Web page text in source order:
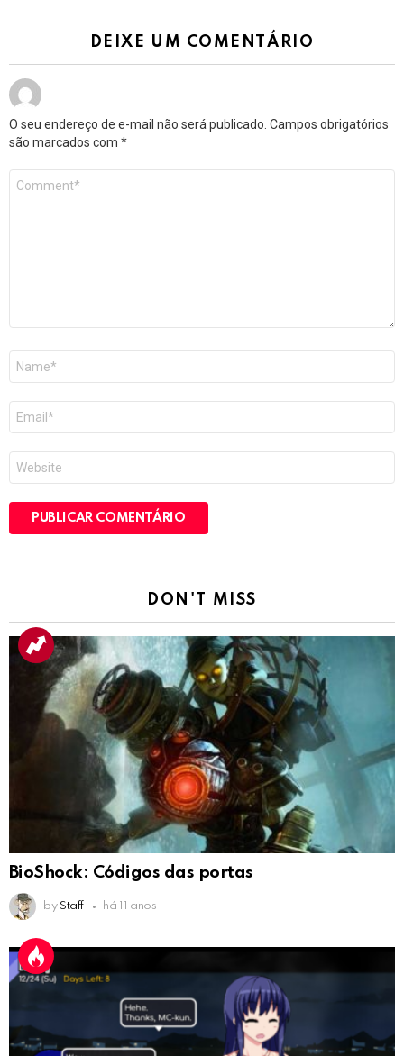
DEIXE UM COMENTÁRIO
O seu endereço de e-mail não será publicado. Campos obrigatórios
são marcados com *
mail
*
DON'T MISS
BioShock: Códigos das portas
by Staff há 11 anos